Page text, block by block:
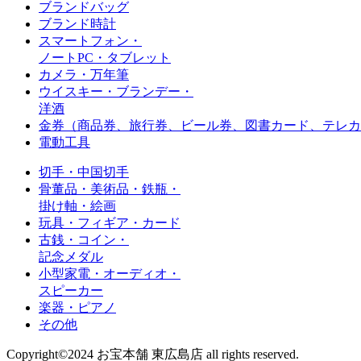
ブランドバッグ
ブランド時計
スマートフォン・
ノートPC・タブレット
カメラ・万年筆
ウイスキー・ブランデー・
洋酒
金券（商品券、旅行券、ビール券、図書カード、 テレ
電動工具
切手・中国切手
骨董品・美術品・鉄瓶・
掛け軸・絵画
玩具・フィギア・カード
古銭・コイン・
記念メダル
小型家電・オーディオ・
スピーカー
楽器・ピアノ
その他
Copyright©2024 お宝本舗 東広島店 all rights reserved.